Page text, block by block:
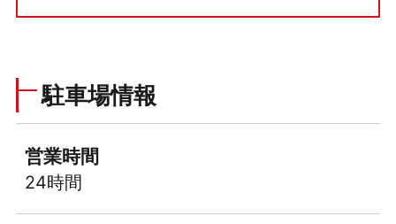
駐車場情報
営業時間
24時間